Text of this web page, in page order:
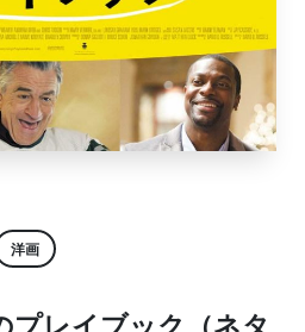
洋画